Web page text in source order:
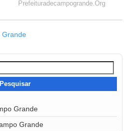
Grande
Grande
Grande